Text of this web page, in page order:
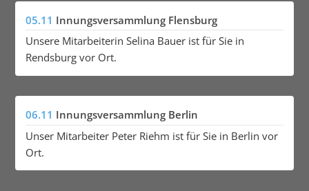
05.11 Innungsversammlung Flensburg
Unsere Mitarbeiterin Selina Bauer ist für Sie in
Rendsburg vor Ort.
06.11 Innungsversammlung Berlin
Unser Mitarbeiter Peter Riehm ist für Sie in Berlin vor
Ort.